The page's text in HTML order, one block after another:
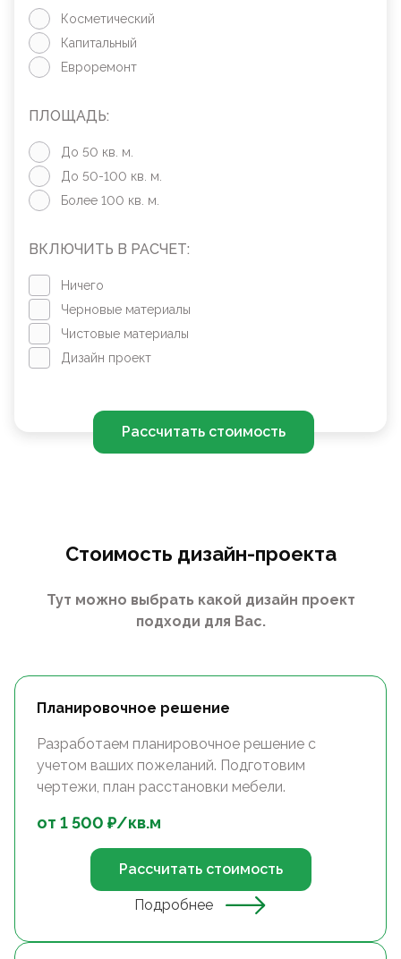
Косметический
Капитальный
Евроремонт
ПЛОЩАДЬ:
До 50 кв. м.
До 50-100 кв. м.
Более 100 кв. м.
ВКЛЮЧИТЬ В РАСЧЕТ:
Ничего
Черновые материалы
Чистовые материалы
Дизайн проект
Рассчитать стоимость
Стоимость дизайн-проекта
Тут можно выбрать какой дизайн проект
подходи для Вас.
Планировочное решение
Разработаем планировочное решение с
учетом ваших пожеланий. Подготовим
чертежи, план расстановки мебели.
от 1 500 ₽/кв.м
Рассчитать стоимость
Подробнее